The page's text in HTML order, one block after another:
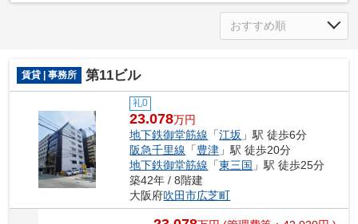
賃貸 | 事務所 第11ビル
礼0
23.078万円
地下鉄御堂筋線 「江坂 」駅 徒歩6分
阪急千里線 「豊津 」駅 徒歩20分
地下鉄御堂筋線 「東三国 」駅 徒歩25分
築42年 / 8階建
大阪府吹田市広芝町